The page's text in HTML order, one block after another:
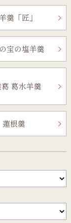
羹「匠」
宝の塩羊羹
葛水羊羹
蓮根羹